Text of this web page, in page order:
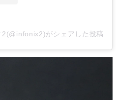
がシェアした投稿